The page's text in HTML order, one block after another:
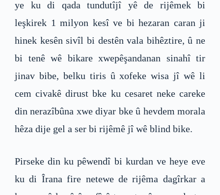
ye ku di qada tundutîjî yê de rijêmek bi
leşkirek 1 milyon kesî ve bi hezaran caran ji
hinek kesên sivîl bi destên vala bihêztire, û ne
bi tenê wê bikare xwepêşandanan sinahî tir
jinav bibe, belku tiris û xofeke wisa jî wê li
cem civakê dirust bke ku cesaret neke careke
din nerazîbûna xwe diyar bke û hevdem morala
hêza dije gel a ser bi rijêmê jî wê blind bike.
Pirseke din ku pêwendî bi kurdan ve heye eve
ku di Îrana fire netewe de rijêma dagîrkar a